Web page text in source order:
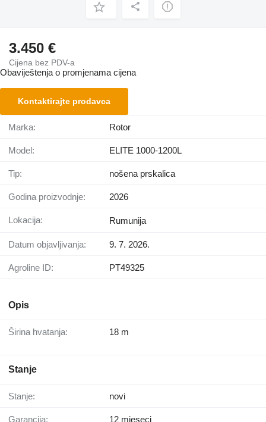
3.450 €
Cijena bez PDV-a
Obaviještenja o promjenama cijena
Kontaktirajte prodavca
Marka: Rotor
Model: ELITE 1000-1200L
Tip: nošena prskalica
Godina proizvodnje: 2026
Lokacija: Rumunija
Datum objavljivanja: 9. 7. 2026.
Agroline ID: PT49325
Opis
Širina hvatanja: 18 m
Stanje
Stanje: novi
Garancija: 12 mjeseci